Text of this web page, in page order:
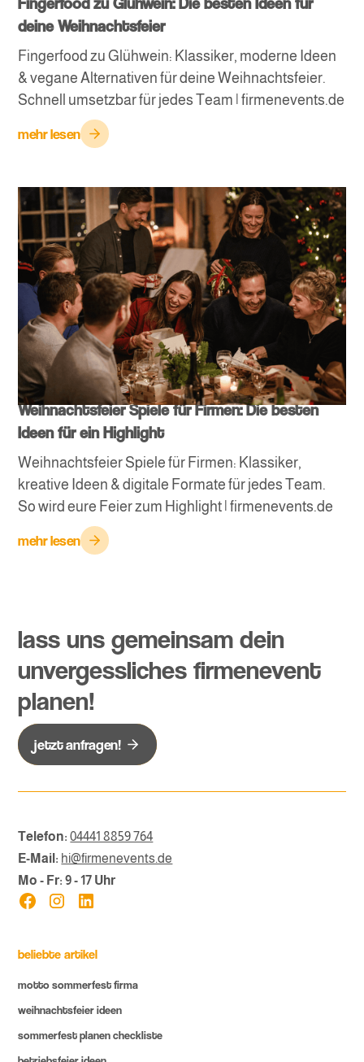
deine Weihnachtsfeier
Fingerfood zu Glühwein: Klassiker, moderne Ideen
& vegane Alternativen für deine Weihnachtsfeier.
Schnell umsetzbar für jedes Team | firmenevents.de
mehr lesen
Weihnachtsfeier Spiele für Firmen: Die besten
Ideen für ein Highlight
Weihnachtsfeier Spiele für Firmen: Klassiker,
kreative Ideen & digitale Formate für jedes Team.
So wird eure Feier zum Highlight | firmenevents.de
mehr lesen
lass uns gemeinsam dein
unvergessliches firmenevent
planen!
jetzt anfragen!
Telefon: 04441 8859 764
E-Mail: hi@firmenevents.de
Mo - Fr: 9 - 17 Uhr
beliebte artikel
motto sommerfest firma
weihnachtsfeier ideen
sommerfest planen checkliste